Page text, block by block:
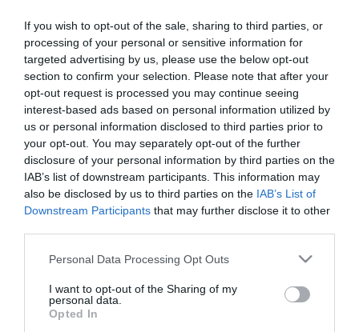
If you wish to opt-out of the sale, sharing to third parties, or
processing of your personal or sensitive information for
targeted advertising by us, please use the below opt-out
section to confirm your selection. Please note that after your
opt-out request is processed you may continue seeing
interest-based ads based on personal information utilized by
us or personal information disclosed to third parties prior to
your opt-out. You may separately opt-out of the further
disclosure of your personal information by third parties on the
IAB’s list of downstream participants. This information may
also be disclosed by us to third parties on the IAB’s List of
Downstream Participants that may further disclose it to other
Please note that this website/app uses one or more Google
not limited to your visit or usage behaviour. You may click to
grant or deny consent to Google and its third-party tags to
use your data for below specified purposes in below Google
Personal Data Processing Opt Outs
I want to opt-out of the Sharing of my
personal data.
Opted In
Στρατηγικού Σχεδίου για την Οδική Ασφάλεια
για την περίοδο 2021-2030. Το Εθνικό
Στρατηγικό Σχέδιο Οδικής Ασφάλειας
περιλαμβάνει αποτελεσματικές στοχευμένες
και οριζόντιες πολιτικές, που στηρίζονται σε
πραγματικά […]